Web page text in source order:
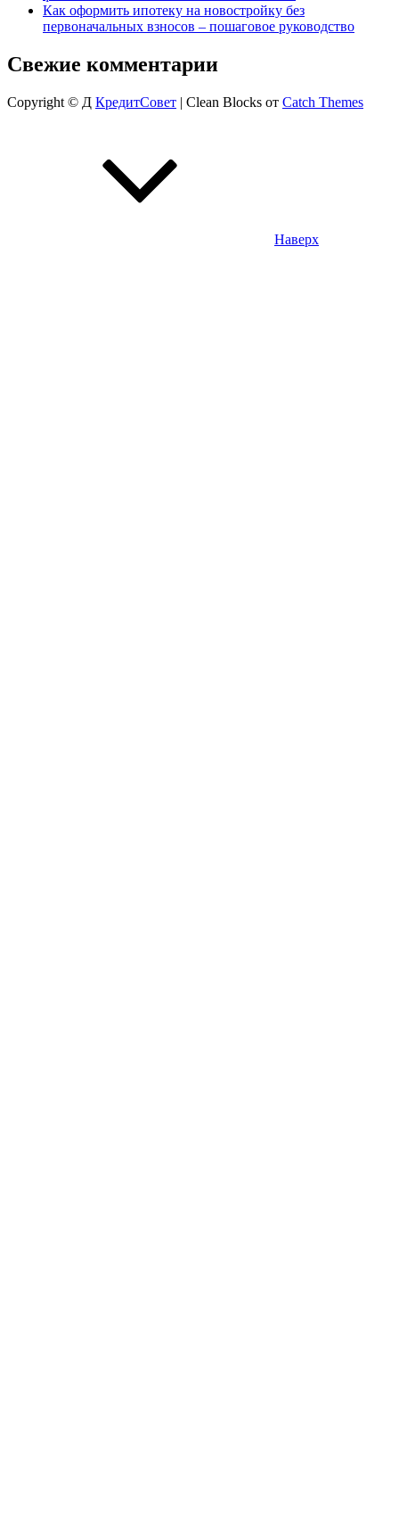
Как оформить ипотеку на новостройку без
первоначальных взносов – пошаговое руководство
Свежие комментарии
Copyright © Д КредитСовет | Clean Blocks от Catch Themes
Наверх